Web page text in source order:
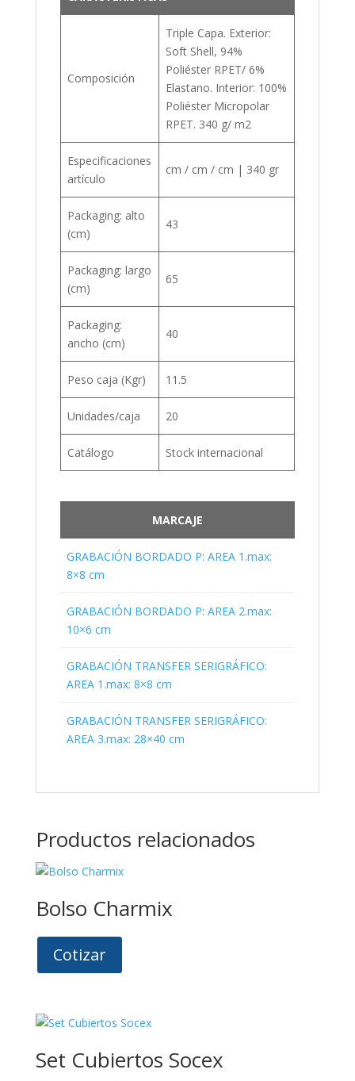
Composición
Triple Capa. Exterior:
Soft Shell, 94%
Poliéster RPET/ 6%
Elastano. Interior: 100%
Poliéster Micropolar
RPET. 340 g/ m2
Especificaciones
artículo
cm / cm / cm | 340 gr
Packaging: alto
(cm)
43
Packaging: largo
(cm)
65
Packaging:
ancho (cm)
40
Peso caja (Kgr) 11.5
Unidades/caja 20
Catálogo Stock internacional
MARCAJE
GRABACIÓN BORDADO P: AREA 1.max:
8×8 cm
GRABACIÓN BORDADO P: AREA 2.max:
10×6 cm
GRABACIÓN TRANSFER SERIGRÁFICO:
AREA 1.max: 8×8 cm
GRABACIÓN TRANSFER SERIGRÁFICO:
AREA 3.max: 28×40 cm
Productos relacionados
Bolso Charmix
Cotizar
Set Cubiertos Socex